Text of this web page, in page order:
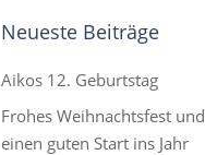
Neueste Beiträge
Aikos 12. Geburtstag
Frohes Weihnachtsfest und
einen guten Start ins Jahr